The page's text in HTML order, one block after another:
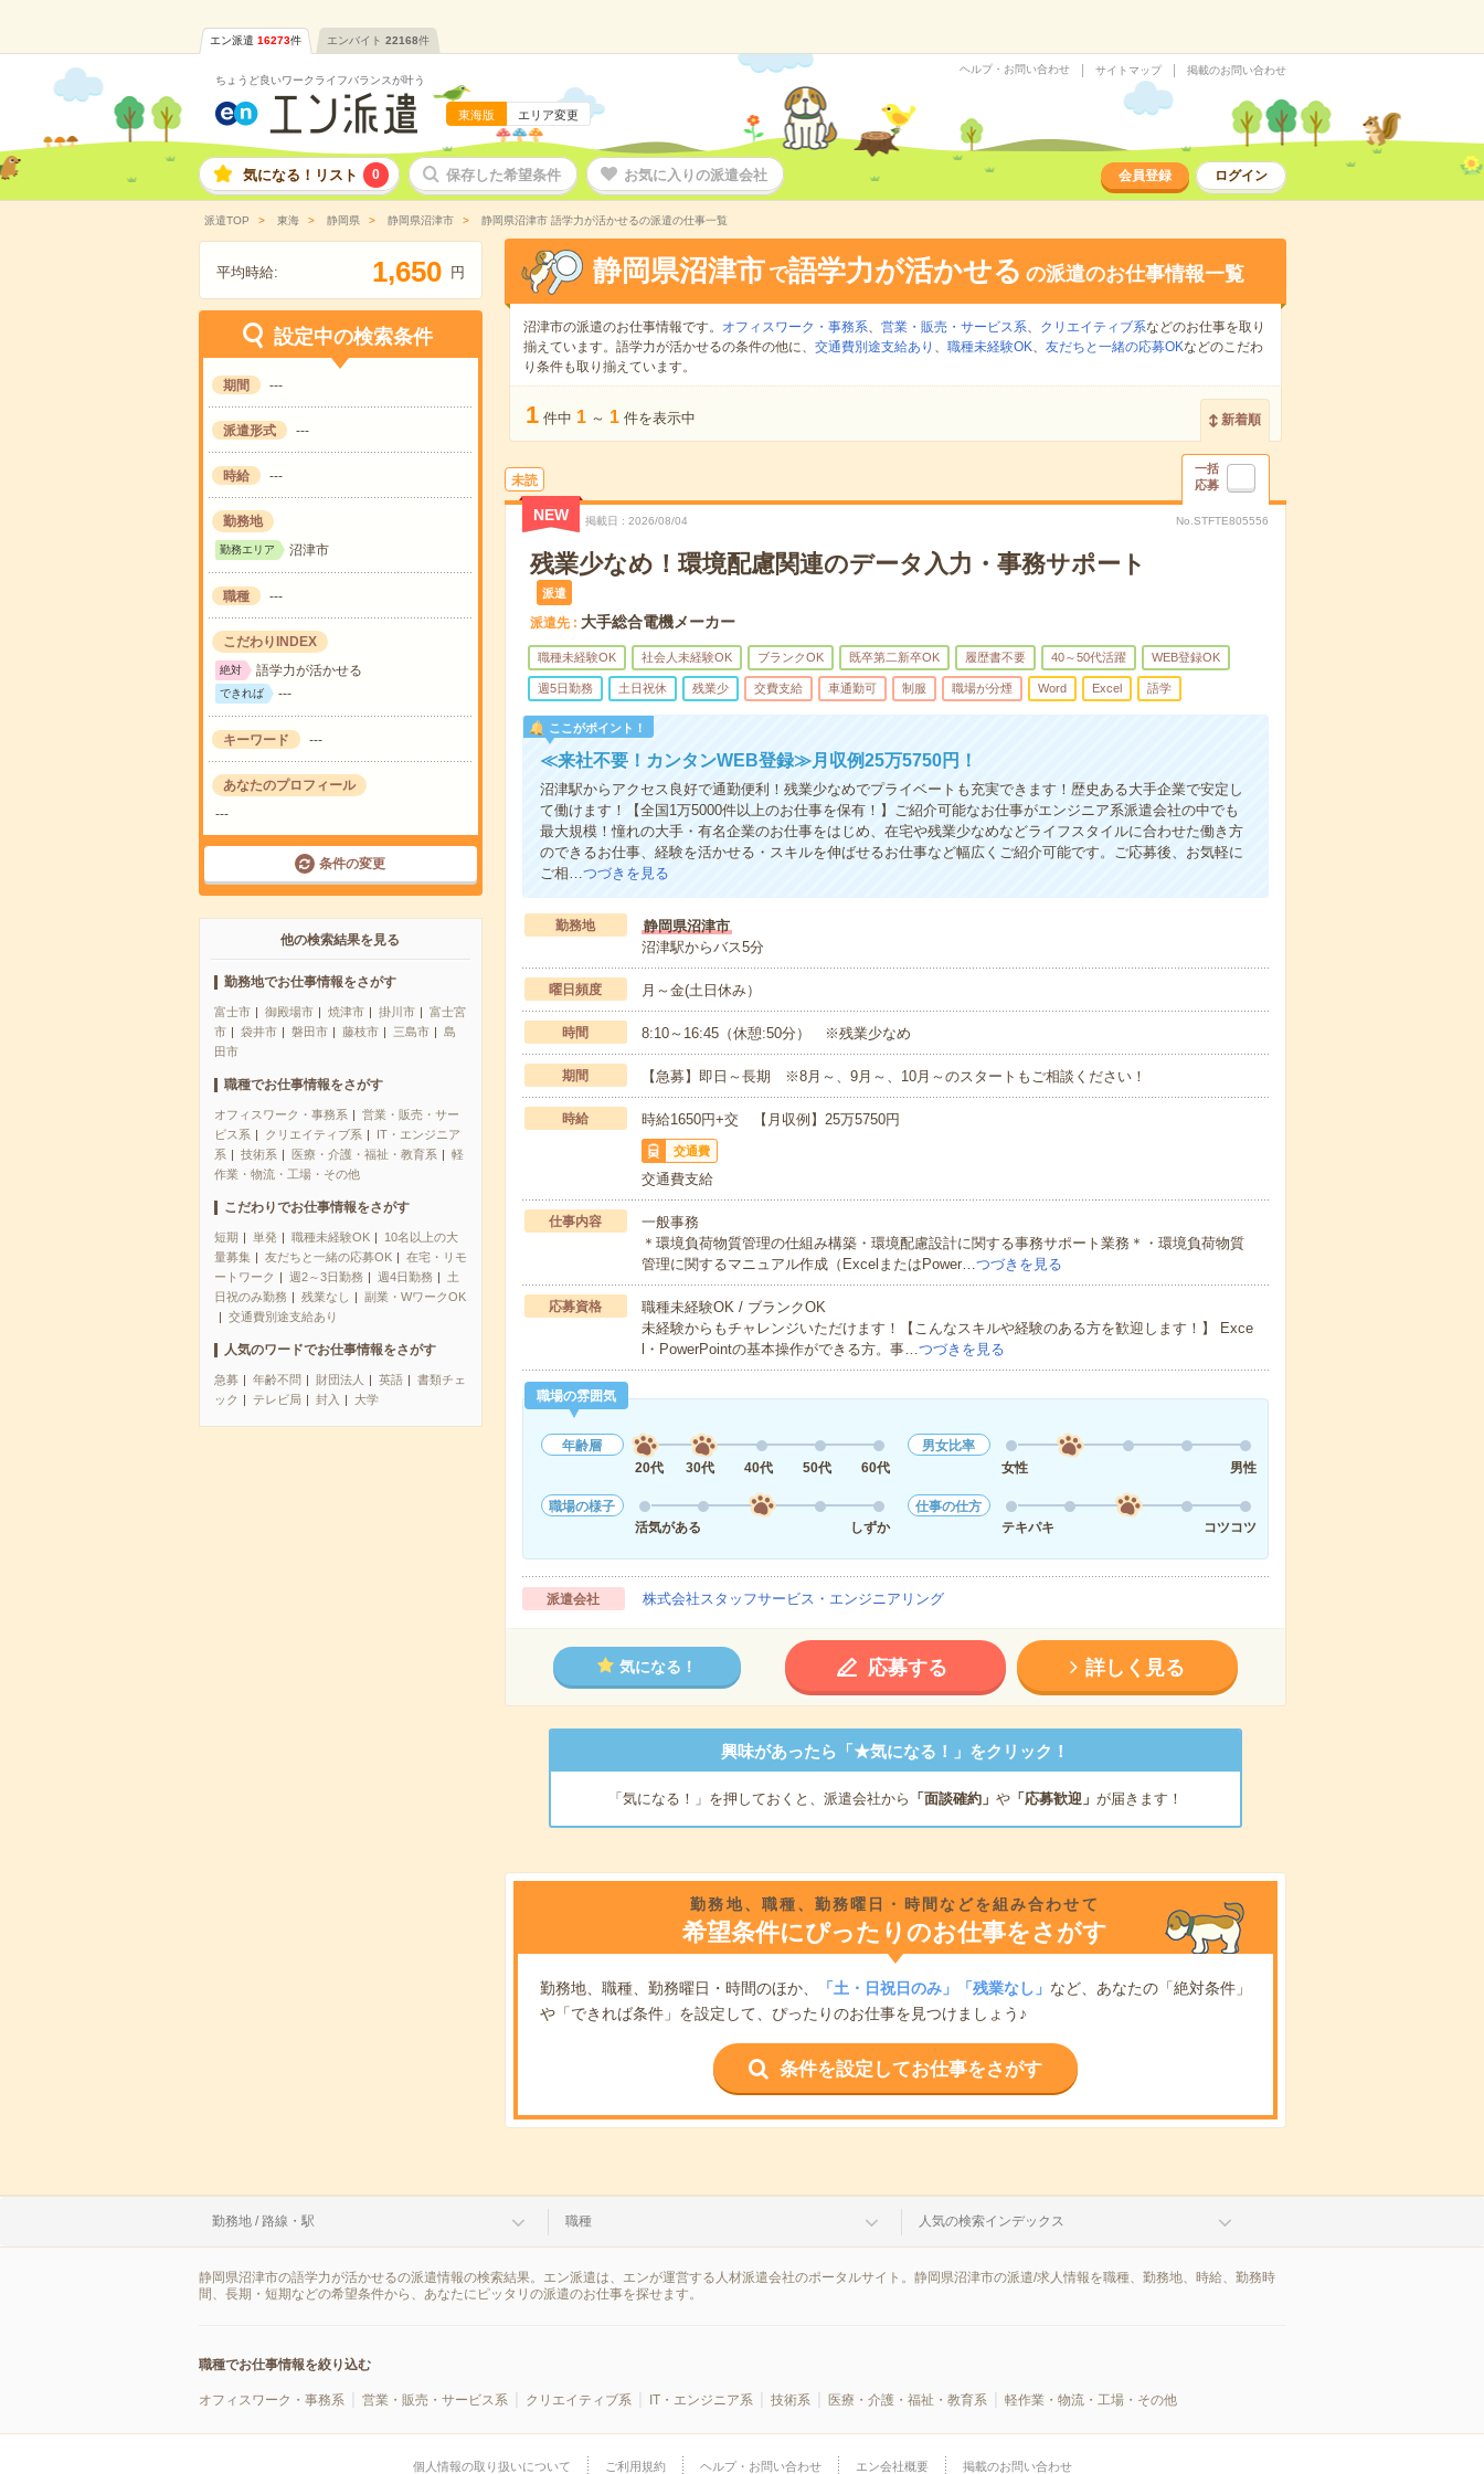
エン派遣 16273件 エンバイト 22168件
ちょうど良いワークライフバランスが叶う
東海版 エリア変更
ヘルプ・お問い合わせ サイトマップ 掲載のお問い合わせ
気になる！リスト 0 保存した希望条件 お気に入りの派遣会社 会員登録 ログイン
派遣TOP 東海 静岡県 静岡県沼津市 静岡県沼津市 語学力が活かせるの派遣の仕事一覧
平均時給: 1,650 円
設定中の検索条件
期間 ---
派遣形式 ---
時給 ---
勤務地
勤務エリア 沼津市
職種 ---
こだわりINDEX
絶対 語学力が活かせる
できれば ---
キーワード ---
あなたのプロフィール
---
条件の変更
他の検索結果を見る
勤務地でお仕事情報をさがす
富士市 御殿場市 焼津市 掛川市
富士宮
市
袋井市 磐田市 藤枝市 三島市
島
田市
職種でお仕事情報をさがす
オフィスワーク・事務系
営業・販売・サー
ビス系
クリエイティブ系
IT・エンジニア
系
技術系 医療・介護・福祉・教育系
軽
作業・物流・工場・その他
こだわりでお仕事情報をさがす
短期 単発 職種未経験OK
10名以上の大
量募集
友だちと一緒の応募OK
在宅・リモ
ートワーク
週2～3日勤務 週4日勤務
土
日祝のみ勤務
残業なし
副業・WワークOK
交通費別途支給あり
人気のワードでお仕事情報をさがす
急募 年齢不問 財団法人 英語
書類チェ
ック
テレビ局 封入 大学
静岡県沼津市 で語学力が活かせる の派遣のお仕事情報一覧
沼津市の派遣のお仕事情報です。 オフィスワーク・事務系、 営業・販売・サービス系、 クリエイティブ系などのお仕事を取り
揃えています。語学力が活かせるの条件の他に、 交通費別途支給あり 、 職種未経験OK、 友だちと一緒の応募OKなどのこだわ
り条件も取り揃えています。
1 件中 1 ～ 1 件を表示中 新着順
未読
一括
応募
NEW 掲載日 2026/08/04 No.STFTE805556
残業少なめ！環境配慮関連のデータ入力・事務サポート
派遣
派遣先 大手総合電機メーカー
職種未経験OK 社会人未経験OK ブランクOK 既卒第二新卒OK 履歴書不要 40～50代活躍 WEB登録OK
週5日勤務 土日祝休 残業少 交費支給 車通勤可 制服 職場が分煙 Word Excel 語学
ここがポイント！
≪来社不要！カンタンWEB登録≫月収例25万5750円！
沼津駅からアクセス良好で通勤便利！残業少なめでプライベートも充実できます！歴史ある大手企業で安定し
て働けます！【全国1万5000件以上のお仕事を保有！】ご紹介可能なお仕事がエンジニア系派遣会社の中でも
最大規模！憧れの大手・有名企業のお仕事をはじめ、在宅や残業少なめなどライフスタイルに合わせた働き方
のできるお仕事、経験を活かせる・スキルを伸ばせるお仕事など幅広くご紹介可能です。ご応募後、お気軽に
ご相…つづきを見る
勤務地
静岡県沼津市
沼津駅からバス5分
曜日頻度 月～金(土日休み）
時間 8:10～16:45（休憩:50分） ※残業少なめ
期間 【急募】即日～長期 ※8月～、9月～、10月～のスタートもご相談ください！
時給 時給1650円+交 【月収例】25万5750円
交通費
交通費支給
仕事内容
一般事務
＊環境負荷物質管理の仕組み構築・環境配慮設計に関する事務サポート業務＊・環境負荷物質
管理に関するマニュアル作成（ExcelまたはPower…つづきを見る
応募資格
職種未経験OK / ブランクOK
未経験からもチャレンジいただけます！【こんなスキルや経験のある方を歓迎します！】 Exce
l・PowerPointの基本操作ができる方。事…つづきを見る
職場の雰囲気
年齢層
20代
30代 40代 50代 60代
男女比率
女性
男性
職場の様子
活気がある
しずか
仕事の仕方
テキパキ
コツコツ
派遣会社 株式会社スタッフサービス・エンジニアリング
気になる！ 応募する 詳しく見る
興味があったら「★気になる！」をクリック！
「気になる！」を押しておくと、派遣会社から 「面談確約」 や「応募歓迎」 が届きます！
勤務地、職種、勤務曜日・時間などを組み合わせて
希望条件にぴったりのお仕事をさがす
勤務地、職種、勤務曜日・時間のほか、 「土・日祝日のみ」「残業なし」 など、あなたの「絶対条件」
や「できれば条件」を設定して、ぴったりのお仕事を見つけましょう♪
条件を設定してお仕事をさがす
勤務地 / 路線・駅 職種 人気の検索インデックス
静岡県沼津市の語学力が活かせるの派遣情報の検索結果。エン派遣は、エンが運営する人材派遣会社のポータルサイト。静岡県沼津市の派遣/求人情報を職種、勤務地、時給、勤務時
間、長期・短期などの希望条件から、あなたにピッタリの派遣のお仕事を探せます。
職種でお仕事情報を絞り込む
オフィスワーク・事務系 営業・販売・サービス系 クリエイティブ系 IT・エンジニア系 技術系 医療・介護・福祉・教育系 軽作業・物流・工場・その他
個人情報の取り扱いについて ご利用規約 ヘルプ・お問い合わせ エン会社概要 掲載のお問い合わせ